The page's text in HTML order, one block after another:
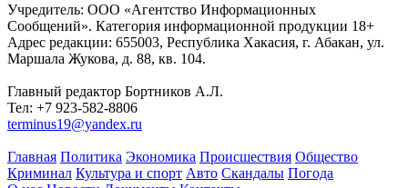
Учредитель: ООО «Агентство Информационных
Сообщений». Категория информационной продукции 18+
Адрес редакции: 655003, Республика Хакасия, г. Абакан, ул.
Маршала Жукова, д. 88, кв. 104.
Главный редактор Бортников А.Л.
Тел: +7 923-582-8806
terminus19@yandex.ru
Главная Политика Экономика Происшествия Общество
Криминал Культура и спорт Авто Скандалы Погода